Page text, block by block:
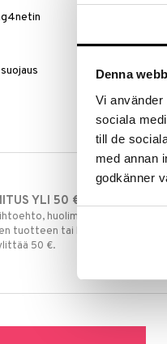
Denna
Vi använder
sociala
till de
med annan
godkänner
YLI 50 €
huolimatta siitä
tuotteen tai koko
50 €.